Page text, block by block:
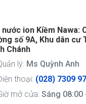
nước ion Kiềm Nawa:
số 9A, Khu dân cư
Chánh
lý: Ms Quỳnh Anh
thoại: (028) 7309
mở cửa: Sáng 08:00